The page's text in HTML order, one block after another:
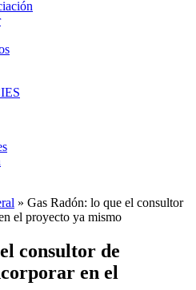
» Gas Radón: lo que el consultor
el proyecto ya mismo
consultor de
en el